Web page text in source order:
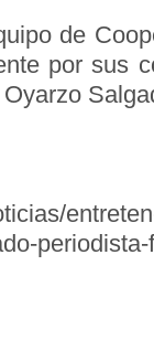
de
por sus